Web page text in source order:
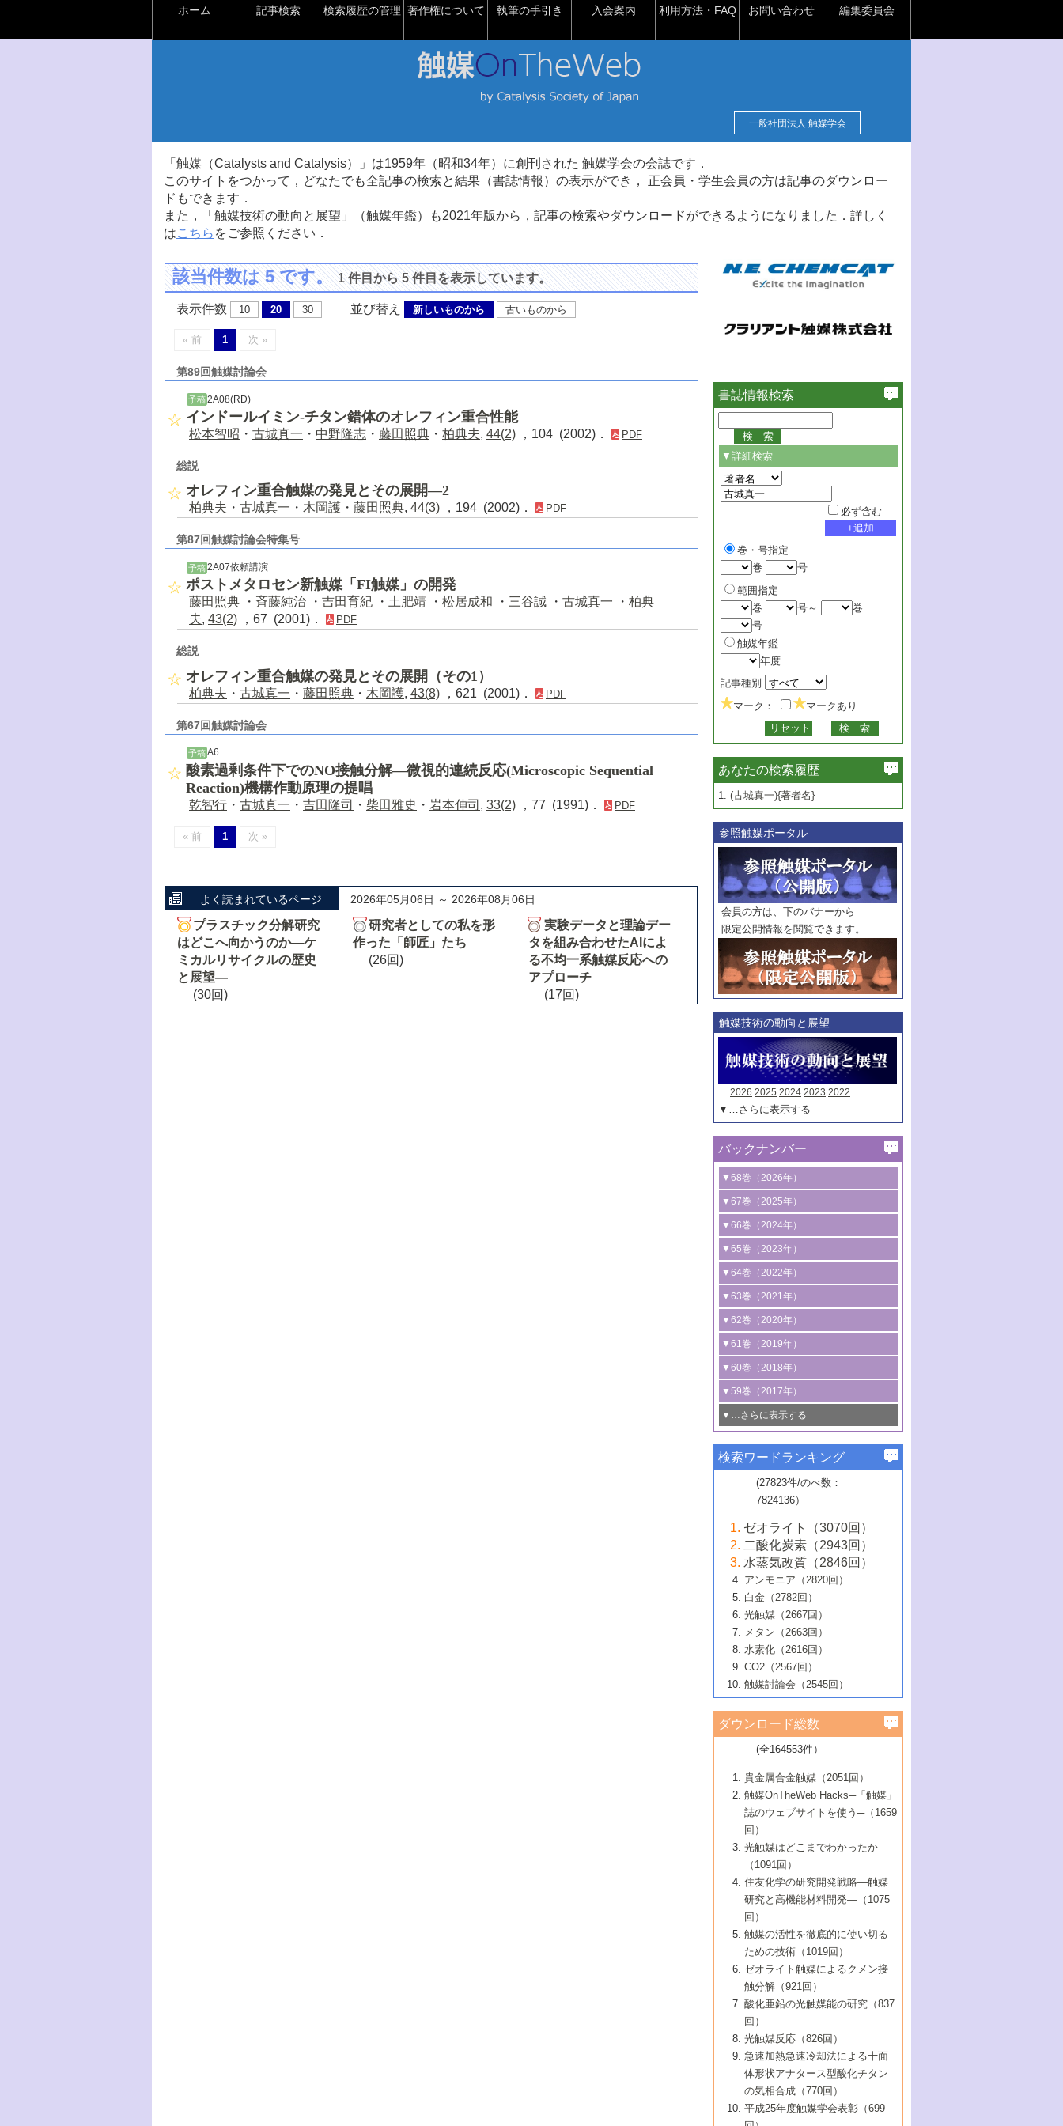
ホーム 記事検索 検索履歴の管理 著作権について 執筆の手引き 入会案内 利用方法・FAQ お問い合わせ 編集委員会
一般社団法人 触媒学会
「触媒（Catalysts and Catalysis）」は1959年（昭和34年）に創刊された 触媒学会の会誌です．
このサイトをつかって，どなたでも全記事の検索と結果（書誌情報）の表示ができ， 正会員・学生会員の方は記事のダウンロー
ドもできます．
また，「触媒技術の動向と展望」（触媒年鑑）も2021年版から，記事の検索やダウンロードができるようになりました．詳しく
はこちら をご参照ください．
該当件数は 5 です。1 件目から 5 件目を表示しています。
表示件数 10 20 30 並び替え 新しいものから 古いものから
« 前 1 次 »
第89回触媒討論会
予稿 2A08(RD)
インドールイミン-チタン錯体のオレフィン重合性能
松本智昭 ・ 古城真一 ・ 中野隆志 ・ 藤田照典 ・ 柏典夫, 44(2) ，104 (2002)． PDF
総説
オレフィン重合触媒の発見とその展開―2
柏典夫 ・ 古城真一 ・ 木岡護 ・ 藤田照典, 44(3) ，194 (2002)． PDF
第87回触媒討論会特集号
予稿 2A07依頼講演
ポストメタロセン新触媒「FI触媒」の開発
藤田照典 ・ 斉藤純治 ・ 吉田育紀 ・ 土肥靖 ・ 松居成和 ・ 三谷誠 ・ 古城真一 ・ 柏典
夫, 43(2) ，67 (2001)． PDF
総説
オレフィン重合触媒の発見とその展開（その1）
柏典夫 ・ 古城真一 ・ 藤田照典 ・ 木岡護, 43(8) ，621 (2001)． PDF
第67回触媒討論会
予稿 A6
酸素過剰条件下でのNO接触分解―微視的連続反応(Microscopic Sequential
Reaction)機構作動原理の提唱
乾智行 ・ 古城真一 ・ 吉田隆司 ・ 柴田雅史 ・ 岩本伸司 , 33(2) ，77 (1991)． PDF
« 前 1 次 »
よく読まれているページ 2026年05月06日 ～ 2026年08月06日
プラスチック分解研究
はどこへ向かうのか―ケ
ミカルリサイクルの歴史
と展望―
(30回)
研究者としての私を形
作った「師匠」たち
(26回)
実験データと理論デー
タを組み合わせたAIによ
る不均一系触媒反応への
アプローチ
(17回)
書誌情報検索
▼詳細検索
必ず含む
巻・号指定
巻
号
範囲指定
巻
号～
巻
号
触媒年鑑
年度
記事種別
マーク：
マークあり
あなたの検索履歴
1. (古城真一){著者名}
参照触媒ポータル
会員の方は、下のバナーから
限定公開情報を閲覧できます。
触媒技術の動向と展望
2026 2025 2024 2023 2022
▼…さらに表示する
バックナンバー
▼68巻（2026年）
1号 過酸化水素合成に関する研究動向
2号 コンピューター技術により加速する
触媒開発
3号 有機分子変換やCO 資源化のための
光触媒に関する最近の研究
B号 第137回触媒討論会（2026年）
▼67巻（2025年）
1号 CO
水素化によるグリーン燃料/グリ
ーンケミカル製造
2号 水素製造のための水分解技術に関す
る最近の研究
3号 オレフィン系樹脂の精密合成に関す
る最新技術
4号 アルコール類の効率的変換を実現す
る非貴金属触媒の研究動向
5号 ゼオライトの合成と応用における研
究動向
6号 ヘテロ接合界面
B号 第135回触媒討論会（2025年）
▼66巻（2024年）
1号 低次元ナノ構造を有する触媒材料
2号 規制反応場を活用した固体触媒研究
の新展開
3号 未踏分子変換を目指した酸化触媒プ
ロセスの最前線
4号 シンクロトロン放射光および中性子
線を利用した触媒解析技術の最先端
5号 単原子触媒
6号 参照触媒委員会からのお知らせ
B号 第133回触媒討論会（2023年）
▼65巻（2023年）
1号 炭素が関わる触媒機能
2号 プラスチックケミカルリサイクルの
ための触媒技術
3号 非酸化物系金属化合物を基盤とした
触媒材料の開発
4号 格子酸素・格子酸素欠陥を利用した
触媒反応
5号 生体触媒によるエネルギー変換反応
6号 窒素とリンの循環のための触媒・機
能性材料
▼64巻（2022年）
1号 合成ガス製造とCOを用いるケミカル
ズ合成の最新動向
2号 化学品合成のための合金触媒開発
3号 CO の排出削減および有効活用のた
めの触媒技術
4号 若手による情報発信企画～とびたて
若き触媒の研究者たち～（1）
若き触媒の研究者たち～（2）
6号 石油のノーブル・ユースを志向した
触媒技術
大学：オンライン・対面開催）
▼63巻（2021年）
1号 金触媒の新展開
2号 ペロブスカイト
3号 特殊反応場を利用した触媒的分子変
換反応
4号 多孔質材料を用いた触媒の新展開
5号 情報学的手法を用いた触媒開発
6号 カーボンニュートラルに向けた電解
技術
B号 第127回触媒討論会（2021年・オン
ライン開催(Zoom)のみ）
▼62巻（2020年）
1号 触媒設計を拓く欠陥構造のキャラク
タリゼーション
2号 機能化学品製造に資するクリーンな
触媒的酸化反応
3号 水処理のための触媒化学
4号 光触媒を用いた水分解の最新の研究
動向
5号 次世代の触媒プロセスを支えるマイ
6号 メタン転換技術の最新動向
B号 第125回触媒討論会（2020年・工学
院大学）
▼61巻（2019年）
1号 物質移動制御に着目した触媒プロセ
ス開発
2号 CO2 フリー水素サプライチェーンに
関わる触媒開発動向
3号 精密高分子合成に関する最近の研究
動向
4号 バイオマス化成品製造のための触媒
5号 固体触媒による含窒素有機化合物変
換の最前線
6号 貴金属使用量低減に向けた自動車排
ガス浄化触媒の開発
B号 第123回触媒討論会（2019年・大阪
▼60巻（2018年）
1号 固体酸触媒の最新の研究動向
2号 二酸化炭素からの有用化学品合成
3号 ナノ粒子・クラスター触媒の最前線
4号 60周年記念企画
5号 進化するゼオライト合成技術
6号 非貴金属系触媒における電気化学的
B号 第121回触媒討論会（2018年・東京
大学）
▼59巻（2017年）
1号 いたるところに，触媒
最先端技術
3号 無機分離膜材料の開発と触媒反応プ
ロセスへの適用
5号 水素のふるまいを解き明かす最先端
研究
6号 低級アルカンの有効利用のための触
媒技術
B号 第119回触媒討論会（2017年・首都
大学東京）
▼…さらに表示する
1号 ユニークな構造の高分子を生み出す触
2号 リグニンからの化成品製造に向けた触
媒技術
3号 触媒研究の最先端～とびたて若き研究
者たち～（1）
4号 触媒研究の最先端～とびたて若き研究
者たち～（2）
5号 触媒研究の最先端～とびたて若き研究
者たち～（3）
6号 イオニクス材料と燃料電池・電解合成
の最新の研究動向
B号 第117回触媒討論会（2016年・大阪府
立大学）
▼57巻（2015年）
1号 水素キャリアにかかわる触媒技術の新
2号 石油精製用触媒の最近の進展
3号 固体酸化物形燃料電池（SOFC）におけ
るアノード触媒上での燃料直接改質技術
4号 コアシェル構造の制御による触媒機能
5号 工業触媒およびその周辺技術の最近の
進歩
6号 ナノシート
B号 第115回触媒討論会（2015年・成蹊大
▼56巻（2014年）
2号 光触媒反応機構に関する最新の研究動
向
開発動向
4号 人工光合成に向けた近年のアプローチ
5号 未利用熱エネルギーの有効活用に貢献
する触媒技術
6号 ポリオキソメタレート
B号 第113回触媒討論会（2014年・ロワジ
ールホテル豊橋）
1号 高耐久性燃料電池システム用触媒にお
ける新展開
2号 リビングラジカル重合の最近の動向
3号 天然ガスの化学工業的展開に関する触
媒技術
4号 貴金属触媒の精密構造制御とその活用
5号 バイオマス化成品製造のための固体触
6号 ナノ空間─吸着状態解析から新機能開拓
B号 第111回触媒討論会（2013年・関西大
▼54巻（2012年）
1号 規則性多孔体の利用技術における最近
の進歩
2号 第109回触媒討論会
3号 貴金属低減技術の最新動向
4号 貴金属代替技術の最新動向
5号 光触媒による物質変換反応の新展開
6号 グラフェン
7号 水素を利用する化成品合成の新潮流
▼53巻（2011年）
1号 金属学から見る合金触媒の新展開
2号 第107回触媒討論会
3号 触媒のその場観察法の進歩（１）
4号 触媒のその場観察法の進歩（２）
5号 不活性結合の触媒的活性化による有機
合成
6号 新しい固体酸触媒技術
7号 ゼオライト合成における最近の進歩
▼52巻（2010年）
1号 触媒の劣化対策と長寿命触媒開発
2号 第105回触媒討論会
3号 ナノ構造が拓く新機能
4号 活性サイトおよびその環境の精密な設
計による触媒の高機能化
5号 触媒を有効に使うための技術
7号 有機分子触媒による精密有機合成
8号 高機能化ポリオレフィンに向けた重合
触媒の最近の進展
1号 炭素材料－熱い注目を集める材料－
2号 第103回触媒討論会
3号 環境浄化用光触媒の現状と課題
4号 水素社会の実現に向けた水素製造・貯
蔵技術の進歩
5号 CO2が関わる触媒・材料
7号 持続可能社会実現のための触媒および
触媒関連技術
▼50巻（2008年）
1号 触媒化学と学会のこの10年，半世紀，
そして未来
2号 第101回触媒討論会
4号 錯体を利用したユニークな表面構造の
構築と機能
5号 若手会員による触媒研究の未来展望1：
企業編
6号 第102回触媒討論会
7号 触媒・化学反応における計算化学の進
8号 若手研究者による触媒研究の未来展望
2：大学・研究所編
▼49巻（2007年）
1号 含フッ素化合物の合成と触媒
2号 第99回触媒討論会
3号 実用的ファインケミカル合成プロセス
を実現する触媒
5号 こんな物質，あんな物質―新たな触媒
の可能性―
7号 『結晶の化学』を活かした触媒研究
8号 イオン液体の応用
▼48巻（2006年）
1号 固体酸触媒の最近の進歩
2号 第97回触媒討論会
3号 リビング重合触媒の最近の展開
5号 水素製造・貯蔵のための触媒技術の新
しい展開
6号 第98回触媒討論会
7号 基礎化学品製造の触媒技術
8号 多機能型リアクター
1号 最近の触媒担体とその効果
2号 第95回触媒討論会
4号 水分解用光触媒材料
5号 時間分解分光の進歩と応用
6号 第96回触媒討論会
8号 超臨界流体を用いた化学プロセスの新
▼46巻（2004年）
1号 部分酸化反応触媒の最前線
2号 第93回触媒討論会
3号 特殊エネルギー場の触媒反応
4号 生体内における金属の触媒作用
5号 ファインケミカルズの展開に寄与する
6号 第94回触媒討論会
7号 サブナノレベルでみた新しい表面現象
8号 オレフィン重合触媒の新たな展
▼45巻（2003年）
1号 なぜこの触媒が良いのか？
2号 第91回触媒討論会
3号 最近の自動車排ガス処理技術
4号 触媒研究の現状と将来─第90回触媒討論
5号 基礎化学品製造の触媒技術
6号 第92回触媒討論会
7号 基礎化学品製造の触媒技術
8号 資源の循環と触媒技術
▼44巻（2002年）
1号 高次制御された触媒の化学
2号 第89回触媒討論会
3号 触媒を利用した電気化学の新展開
4号 ナノ材料の調製と機能化
5号 こんな触媒が欲しい
6号 第90回触媒討論会
7号 触媒研究と学術雑誌/情報
8号 若い世代からみた触媒化学の現状と未
▼43巻（2001年）
1号 グリーンケミストリーと触媒
2号 第87回触媒討論会特集号
3号 生体触媒とバイオプロセス
4号 水素製造・利用の触媒化学
5号 触媒研究における新しい切り口：コン
ビナトリアルケミストリー
6号 第88回触媒討論会特集号
7号 企業における触媒研究のブレークスル
8号 この材料を触媒として使ってみません
▼42巻（2000年）
1号 触媒反応工学の明日を拓く
2号 第85回触媒討論会
3号 反応ダイナミクス
5号 触媒のおもしろさをどのように伝える
6号 第86回触媒討論会
7号 水素化精製触媒の新しい展開
8号 新しい反応性と機能性を目指した金属
クラスタ-化学
▼41巻（1999年）
1号 孔、穴、あな?-特異な空間とその利用-
2号 第83回触媒討論会
3号 均一系触媒反応最前線
4号 実用炭素材料の新展開
5号 研究の方法論を考える
7号 機能性金属材料と触媒
8号 触媒研究へのNMRの応用と展望
▼40巻（1998年）
進展と21世紀への提言/創立40周年記念・触
媒学会この10年の歩みとこれから/創立40周
2号 第81回触媒討論会
3号 計算機触媒化学へのさそい
4号 触媒劣化の制御と予測
5号 最新の実用プロセスと触媒
6号 第82回触媒討論会
7号 ナノ構造体の化学
8号 あの反応は今
1号 均一系と不均一系触媒反応-その特徴と
接点
2号 第79回触媒討論会
3号 最新NO除去触媒の実用化研究
4号 新しい反応場を目指した触媒調製
5号 反応・分離技術の新しい展開
6号 第80回触媒討論会
8号 AFMでみる世界
▼38巻（1996年）
1号 触媒の構造と触媒作用/C1化学を中心と
する21世紀への触媒
3号 オリンピックメダル:金・銀・銅はどん
な触媒作用を示すか
4号 触媒作用における機能の複合化
5号 未来を拓け！若手研究者
6号 第78回触媒討論会
7号 ダイナミックな領域への触媒研究の展
開/C1化学を中心とする21世紀への触媒
▼37巻（1995年）
1号 ファインケミカルズと固体触媒
2号 第75回触媒討論会
3号 希土類を利用した触媒
4号 触媒とリサイクル
5号 エネルギー変換触媒
6号 第76回触媒討論会
7号 表面吸着相の新しい展開
8号 マイクロポーラス・クリスタル触媒の
▼36巻（1994年）
1号 電気化学と触媒
2号 第73回触媒討論会
3号 C4化学の展開
4号 《通常号》
5号 《通常号》
6号 第74回触媒討論会
▼35巻（1993年）
1号 工業触媒開発マニュアル―探索から工
業化まで
2号 第71回触媒討論会
3号 研究開発のうらおもて―着想と展開
4号 触媒劣化と寿命の予測
5号 環境に優しい触媒
▼34巻（1992年）
1号 インパクトを与えたこの研究
2号 第69回触媒討論会
3号 ケミカルズ合成触媒―新しい展開と応
▼33巻（1991年）
1号 触媒プロセス開発マニュアル―探索か
ら工業化まで，知っておきたいこと PartII
2号 第67回触媒討論会
▼32巻（1990年）
1号 21世紀に向けて触媒研究の飛躍をめざ
す―触媒化学の裾野を広げよう
2号 第65回触媒討論会
▼31巻（1989年）
1号 情報科学と反応設計・材料設計
▼30巻（1988年）
検索ワードランキング
(27823件/のべ数：
7824136）
ゼオライト（3070回）
二酸化炭素（2943回）
水蒸気改質（2846回）
アンモニア（2820回）
白金（2782回）
光触媒（2667回）
メタン（2663回）
水素化（2616回）
CO2（2567回）
触媒討論会（2545回）
ダウンロード総数
(全164553件）
貴金属合金触媒（2051回）
触媒OnTheWeb Hacks─「触媒」
誌のウェブサイトを使う─（1659
回）
光触媒はどこまでわかったか
（1091回）
住友化学の研究開発戦略―触媒
研究と高機能材料開発―（1075
回）
触媒の活性を徹底的に使い切る
ための技術（1019回）
ゼオライト触媒によるクメン接
触分解（921回）
酸化亜鉛の光触媒能の研究（837
回）
光触媒反応（826回）
急速加熱急速冷却法による十面
体形状アナタース型酸化チタン
の気相合成（770回）
平成25年度触媒学会表彰（699